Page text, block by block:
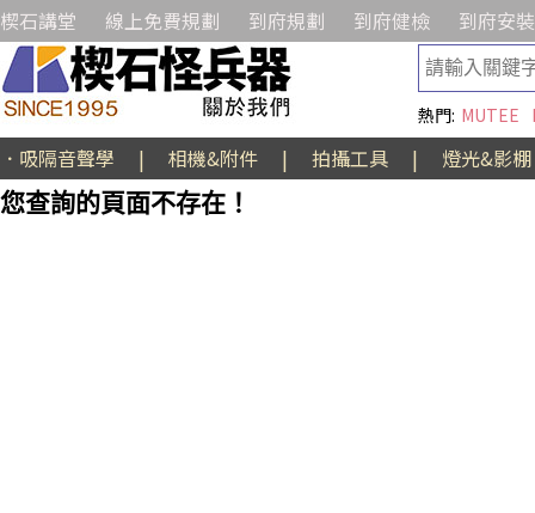
楔石講堂 線上免費規劃 到府規劃 到府健檢 到府安裝
熱門: MUTEE
．吸隔音聲學 | 相機&附件 | 拍攝工具 |
燈光&影棚
您查詢的頁面不存在！